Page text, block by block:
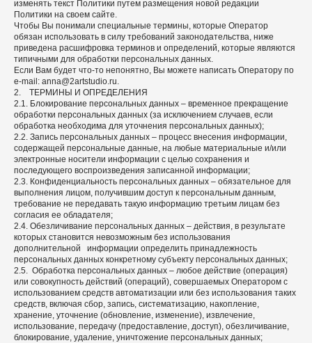
изменять текст Политики путем размещения новой редакции
Политики на своем сайте.
Чтобы Вы понимали специальные термины, которые Оператор
обязан использовать в силу требований законодательства, ниже
приведена расшифровка терминов и определений, которые являются
типичными для обработки персональных данных.
Если Вам будет что-то непонятно, Вы можете написать Оператору по
e-mail: anna@2artstudio.ru.
2. ТЕРМИНЫ И ОПРЕДЕЛЕНИЯ
2.1. Блокирование персональных данных – временное прекращение
обработки персональных данных (за исключением случаев, если
обработка необходима для уточнения персональных данных);
2.2. Запись персональных данных – процесс внесения информации,
содержащей персональные данные, на любые материальные и/или
электронные носители информации с целью сохранения и
последующего воспроизведения записанной информации;
2.3. Конфиденциальность персональных данных – обязательное для
выполнения лицом, получившим доступ к персональным данным,
требование не передавать такую информацию третьим лицам без
согласия ее обладателя;
2.4. Обезличивание персональных данных – действия, в результате
которых становится невозможным без использования
дополнительной информации определить принадлежность
персональных данных конкретному субъекту персональных данных;
2.5. Обработка персональных данных – любое действие (операция)
или совокупность действий (операций), совершаемых Оператором с
использованием средств автоматизации или без использования таких
средств, включая сбор, запись, систематизацию, накопление,
хранение, уточнение (обновление, изменение), извлечение,
использование, передачу (предоставление, доступ), обезличивание,
блокирование, удаление, уничтожение персональных данных;